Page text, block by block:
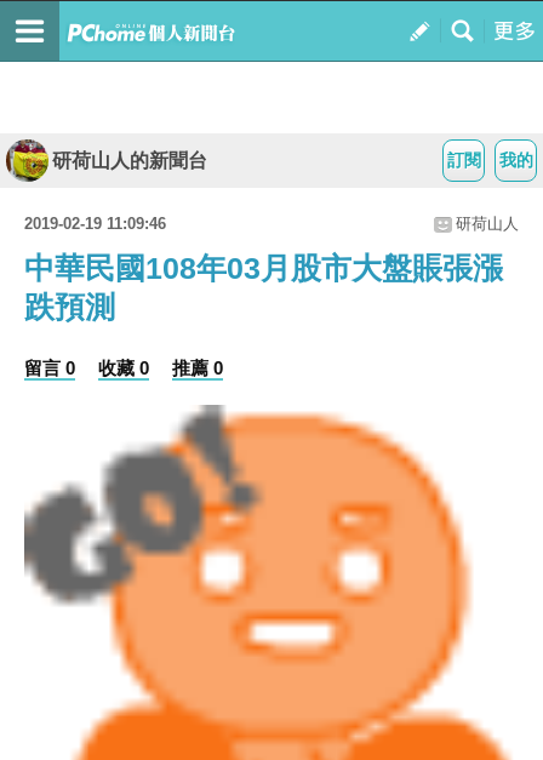
我的
訂閱
研荷山人的新聞台
2019-02-19 11:09:46 研荷山人
中華民國108年03月股市大盤賬張漲
跌預測
留言 0 收藏 0 推薦 0